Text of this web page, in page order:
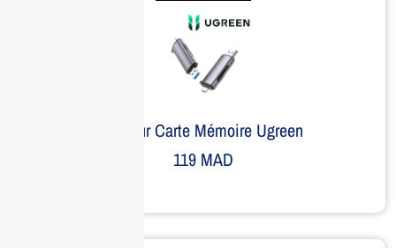
Lecteur Carte Mémoire Ugreen
119MAD